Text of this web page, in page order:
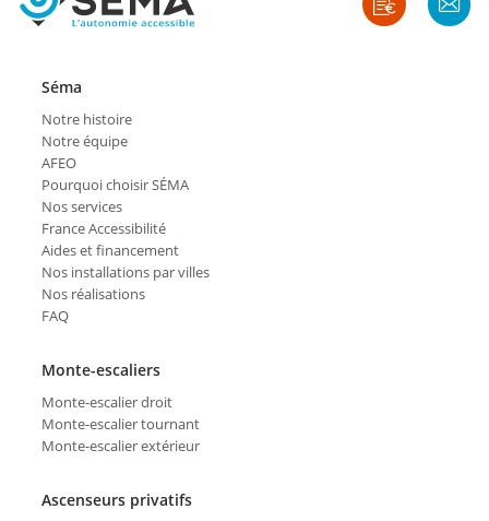
Séma
Notre histoire
Notre équipe
AFEO
Pourquoi choisir SÉMA
Nos services
France Accessibilité
Aides et financement
Nos installations par villes
Nos réalisations
FAQ
Monte-escaliers
Monte-escalier droit
Monte-escalier tournant
Monte-escalier extérieur
Ascenseurs privatifs